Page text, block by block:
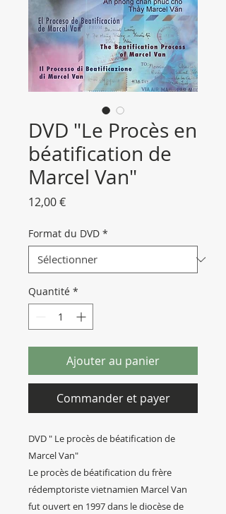
DVD "Le Procès en
béatification de
Marcel Van"
12,00 €Prix
Format du DVD *
Quantité *
Ajouter au panier
Commander et payer
DVD " Le procès de béatification de
Marcel Van"
Le procès de béatification du frère
rédemptoriste vietnamien Marcel Van
fut ouvert en 1997 dans le diocèse de